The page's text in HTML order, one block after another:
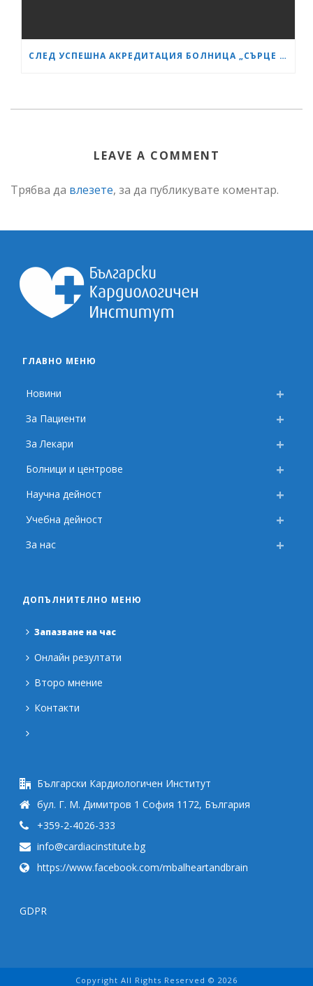
СЛЕД УСПЕШНА АКРЕДИТАЦИЯ БОЛНИЦА „СЪРЦЕ И МОЗЪК“ СТАНА GESEA DIPLOMA CENTER
LEAVE A COMMENT
Трябва да влезете, за да публикувате коментар.
ГЛАВНО МЕНЮ
Новини
За Пациенти
За Лекари
Болници и центрове
Научна дейност
Учебна дейност
За нас
ДОПЪЛНИТЕЛНО МЕНЮ
Запазване на час
Онлайн резултати
Второ мнение
Контакти
Български Кардиологичен Институт
бул. Г. М. Димитров 1 София 1172, България
+359-2-4026-333
info@cardiacinstitute.bg
https://www.facebook.com/mbalheartandbrain
GDPR
Copyright All Rights Reserved © 2026